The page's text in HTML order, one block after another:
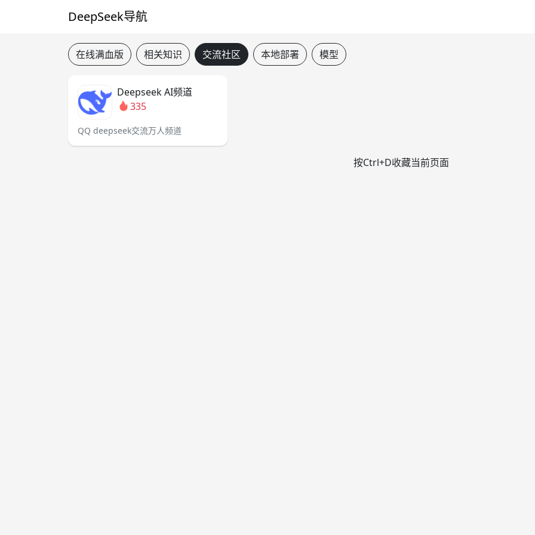
DeepSeek导航
在线满血版 相关知识 交流社区 本地部署 模型
Deepseek AI频道
335
QQ deepseek交流万人频道
按Ctrl+D收藏当前页面